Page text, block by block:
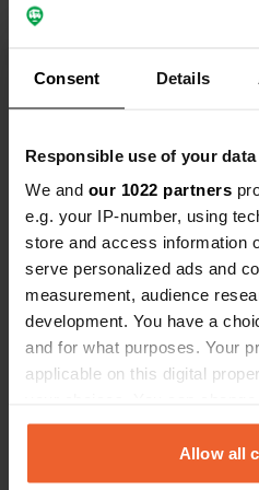
Consent Details
Responsible use of your data
We and our 1022 partners
e.g. your IP-number, using
store and access information
serve personalized ads and
measurement, audience
development. You have a
and for what purposes. Your
applicable on this digital
any time from the Cookie
the Privacy trigger icon.Allow all
zijn verschillende
hadden een goede ervaring
Ben jij hier
Contact
Alt-Möllner Straße 2A